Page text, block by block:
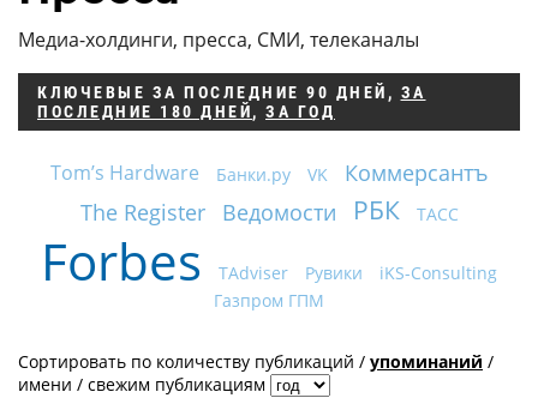
Медиа-холдинги, пресса, СМИ, телеканалы
КЛЮЧЕВЫЕ ЗА ПОСЛЕДНИЕ 90 ДНЕЙ , ЗА
ПОСЛЕДНИЕ 180 ДНЕЙ, ЗА ГОД
Tom’s Hardware Банки.ру VK
Коммерсантъ
The Register
Ведомости РБК ТАСС
Forbes TAdviser Рувики
iKS-Consulting
Газпром ГПМ
Сортировать по количеству публикаций / упоминаний /
имени / свежим публикациям